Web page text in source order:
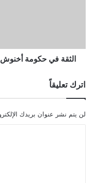
الثقة في حكومة أخنوش
اترك تعليقاً
لن يتم نشر عنوان بريدك